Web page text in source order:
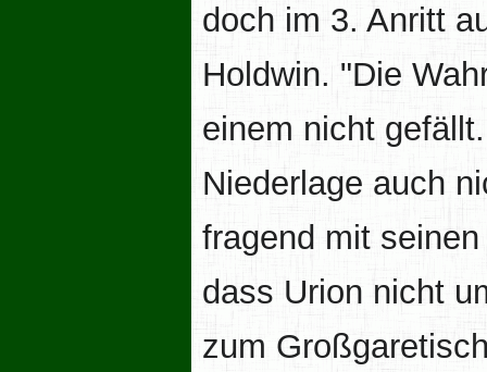
doch im 3. Anritt
Holdwin. "Die
einem nicht
Niederlage auch
fragend mit
dass Urion nicht
zum